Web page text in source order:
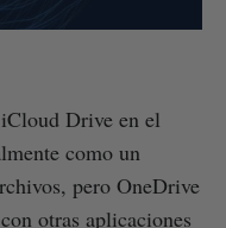
Drive en el
como un
pero OneDrive
otras aplicaciones